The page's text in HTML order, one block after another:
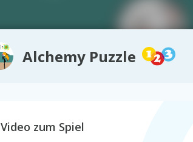
Alchemy Puzzle
Video zum Spiel